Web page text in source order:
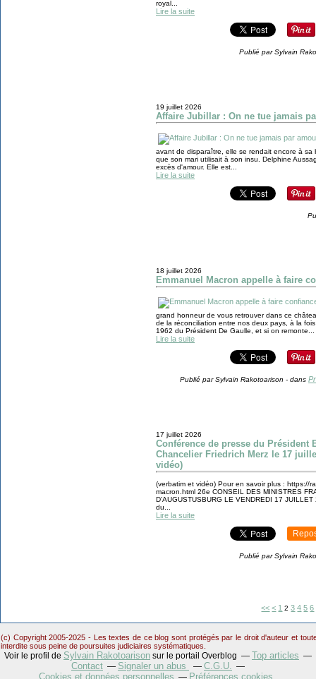
royal...
Lire la suite
Publié par Sylvain
19 juillet 2026
Affaire Jubillar : On ne tue jamais
avant de disparaître, elle se rendait encore à
que son mari utilisait à son insu. Delphine
excès d'amour. Elle est...
Lire la suite
18 juillet 2026
Emmanuel Macron appelle à faire
grand honneur de vous retrouver dans ce
de la réconciliation entre nos deux pays, à la
1962 du Président De Gaulle, et si on remonte...
Lire la suite
Publié par Sylvain Rakotoarison - dans
17 juillet 2026
Conférence de presse du Président
Chancelier Friedrich Merz le 17
vidéo)
(verbatim et vidéo) Pour en savoir plus : https://
macron.html 26e CONSEIL DES MINISTRES
D'AUGUSTUSBURG LE VENDREDI 17
du...
Lire la suite
Publié par Sylvain
<< < 1 2 3 4 5 6
(c) Copyright 2005-2025 - Les textes de ce blog sont protégés par le droit d'auteur et
interdite sous peine de poursuites judiciaires systématiques.
Voir le profil de Sylvain Rakotoarison sur le portail Overblog
Top articles
Contact
Signaler un abus
C.G.U.
Cookies et données personnelles
Préférences cookies